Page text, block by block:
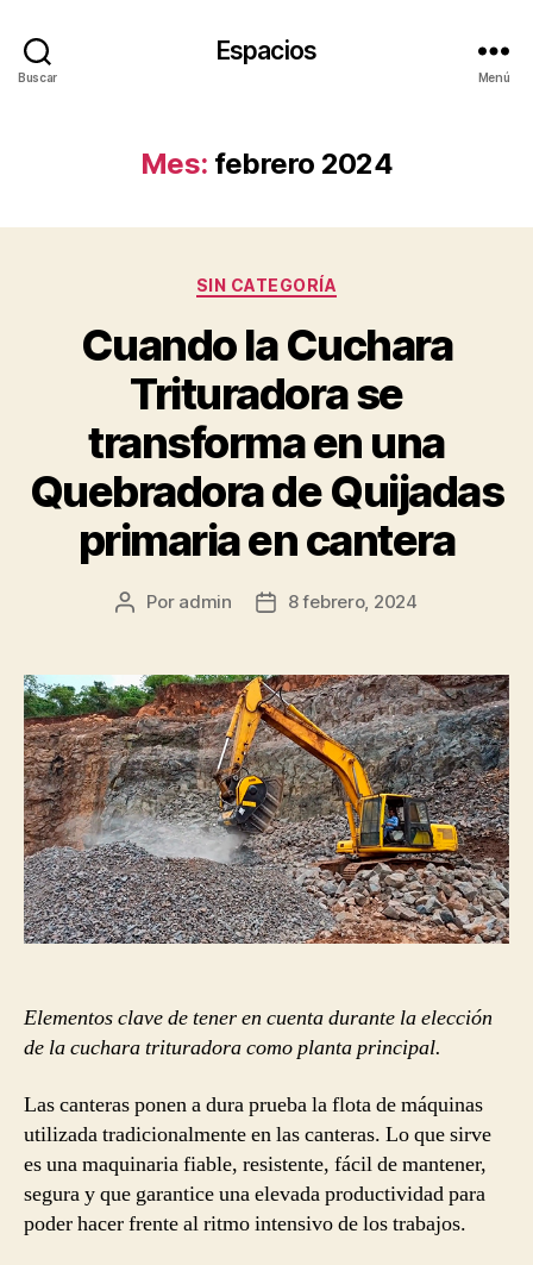
Buscar
Espacios
Menú
Mes: febrero 2024
Categorías
SIN CATEGORÍA
Cuando la Cuchara
Trituradora se
transforma en una
Quebradora de Quijadas
primaria en cantera
Autor
publicación
Por admin
Fecha
publicación
8 febrero, 2024
Elementos clave de tener en cuenta durante la elección
de la cuchara trituradora como planta principal.
Las canteras ponen a dura prueba la flota de máquinas
utilizada tradicionalmente en las canteras. Lo que sirve
es una maquinaria fiable, resistente, fácil de mantener,
segura y que garantice una elevada productividad para
poder hacer frente al ritmo intensivo de los trabajos.